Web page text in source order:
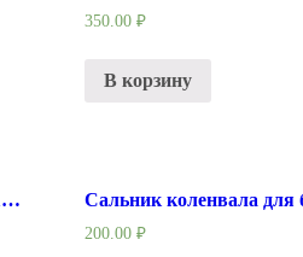
350.00₽
В корзину
Ручка газа для бензокосы Husqvarna 128 R
200.00₽